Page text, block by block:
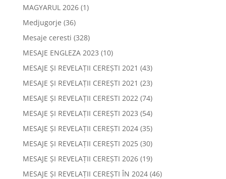
MAGYARUL 2026(1)
Medjugorje (36)
Mesaje ceresti (328)
MESAJE ENGLEZA 2023 (10)
MESAJE ȘI REVELAȚII CEREȘTI 2021 (43)
MESAJE ȘI REVELAȚII CEREȘTI 2021 (23)
MESAJE ȘI REVELAȚII CERESTI 2022(74)
MESAJE ȘI REVELAȚII CEREȘTI 2023 (54)
MESAJE ȘI REVELAȚII CEREȘTI 2024(35)
MESAJE ȘI REVELAȚII CEREȘTI 2025(30)
MESAJE ȘI REVELAȚII CEREȘTI 2026(19)
MESAJE ȘI REVELAȚII CEREȘTI ÎN 2024(46)